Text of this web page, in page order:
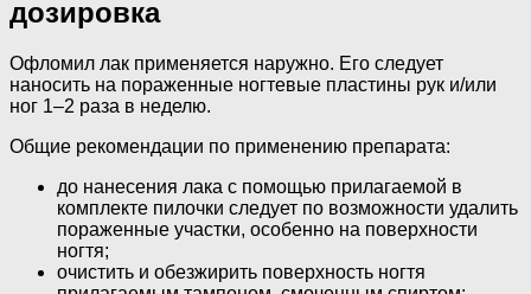
дозировка
Офломил лак применяется наружно. Его следует
наносить на пораженные ногтевые пластины рук и/или
ног 1–2 раза в неделю.
Общие рекомендации по применению препарата:
до нанесения лака с помощью прилагаемой в
комплекте пилочки следует по возможности удалить
пораженные участки, особенно на поверхности
ногтя;
очистить и обезжирить поверхность ногтя